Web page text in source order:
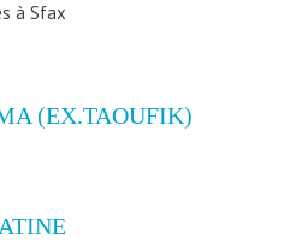
à Sfax
(EX.TAOUFIK)